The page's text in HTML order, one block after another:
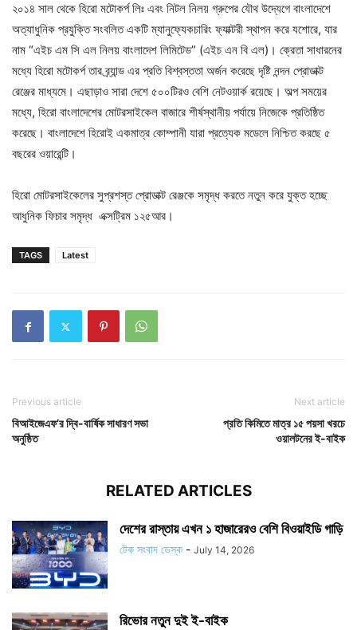
২০১৪ সাল থেকে হিরো মটোকর্প লিঃ এবং নিটল নিলয় গ্রুপের যৌথ উদ্যেগে বাংলাদেশে
অত্যাধুনিক প্রযুক্তি সংবলিত একটি ম্যানুফ্যেকচারিং ফ্যাক্টরী স্থাপন করে যশোরে, যার
নাম “এইচ এম সি এল নিলয় বাংলাদেশ লিমিটেড” (এইচ এন বি এল)। ক্রেতা সাধারনের
মধ্যে হিরো মটোকর্প তার ব্র্যান্ড এর প্রতি বিশ্বস্ততা অর্জন করেছে দৃষ্টি নন্দন প্রোডাক্ট
রেঞ্জের মাধ্যমে। এছাড়াও সারা দেশে ৫০০টিরও বেশি নেটওয়ার্ক রয়েছে। অল্প সময়ের
মধ্যে, হিরো বাংলাদেশের মোটরসাইকেল বাজারে শীর্ষস্থানীয় পর্যায়ে নিজেকে প্রতিষ্ঠিত
করেছে। বাংলাদেশে হিরোই একমাত্র কোম্পানী যারা প্রত্যেক মডেলে নিশ্চিত করছে ৫
বছরের ওয়ারেন্টি।
হিরো মোটরসাইকেলের সুপ্রশস্ত প্রোডাক্ট রেঞ্জকে সমৃদ্ধ করতে নতুন করে যুক্ত হচ্ছে
আধুনিক ফিচার সমৃদ্ধ এক্সট্রিম ১২৫আর।
TAGS Latest
Previous article
বিআইজেএফ’র দ্বি-বার্ষিক সাধারণ সভা
অনুষ্ঠিত
Next article
প্রতি কিমিতে মাত্র ১৫ পয়সা খরচে
ওয়ালটনের ই-বাইক
RELATED ARTICLES
দেশের রাস্তায় এখন ১ হাজারেরও বেশি বিওয়াইডি গাড়ি
টেক সংবাদ ডেস্ক - July 14, 2026
রিভোর নতুন দুই ই-বাইক